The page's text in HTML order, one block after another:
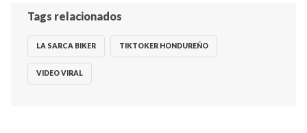
Tags relacionados
LA SARCA BIKER TIKTOKER HONDUREÑO
VIDEO VIRAL